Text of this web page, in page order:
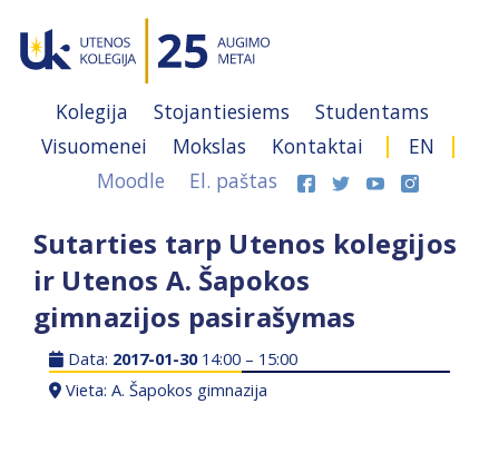
Kolegija Stojantiesiems
Studentams
Visuomenei
Mokslas Kontaktai
EN
Moodle
El. paštas
Sutarties tarp Utenos kolegijos
ir Utenos A. Šapokos
gimnazijos pasirašymas
Data: 2017-01-3014:00 – 15:00
Vieta: A. Šapokos gimnazija